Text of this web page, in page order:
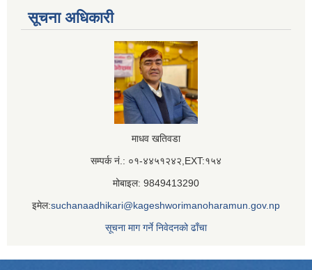
सूचना अधिकारी
माधव खतिवडा
सम्पर्क नं.: ०१-४४५१२४२,EXT:१५४
मोबाइल: 9849413290
इमेल:suchanaadhikari@kageshworimanoharamun.gov.np
सूचना माग गर्ने निवेदनको ढाँचा